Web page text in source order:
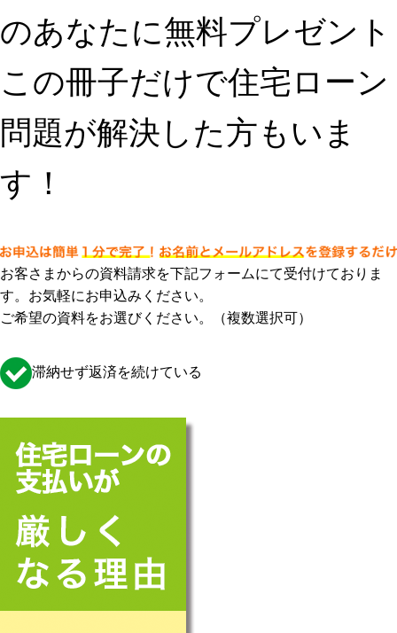
のあなたに無料プレゼント
この冊子だけで住宅ローン
問題が解決した方もいま
す！
お客さまからの資料請求を下記フォームにて受付けておりま
す。お気軽にお申込みください。
ご希望の資料をお選びください。（複数選択可）
滞納せず返済を続けている